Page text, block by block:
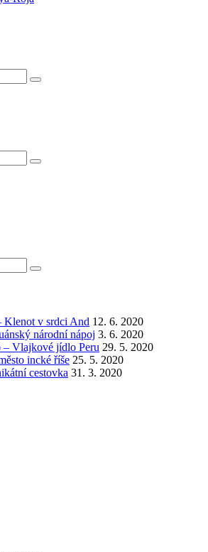
Klenot v srdci And 12. 6. 2020
národní nápoj 3. 6. 2020
– Vlajkové jídlo Peru 29. 5. 2020
incké říše 25. 5. 2020
cestovka 31. 3. 2020